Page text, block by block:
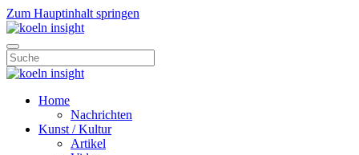
Zum Hauptinhalt springen
Home
Nachrichten
Kunst / Kultur
Artikel